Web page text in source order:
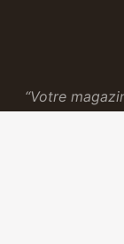
“Votre